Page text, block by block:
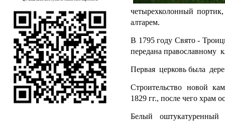
четырехколонный
алтарем.
В 1795 году Свято -
передана православному
Первая церковь была
Строительство новой
1829 гг., после чего храм
Белый